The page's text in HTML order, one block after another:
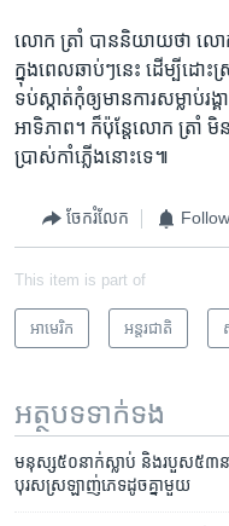
លោក ត្រាំ បាន​និយាយ​ថា លោ
ក្នុង​ពេល​ឆាប់ៗ​នេះ ដើម្បី​ដោះ
ទប់ស្កាត់​កុំ​ឲ្យ​មាន​ការ​សម្លាប់​រ
អាទិភាព។ ក៏​ប៉ុន្តែ​លោក ត្រាំ
ប្រាស់​កាំភ្លើង​នោះ​ទេ៕
ចែករំលែក
This item is part of
អាមេរិក​ អន្តរជាតិ
អត្ថបទ​ទាក់ទង
មនុស្ស​៥០នាក់​ស្លាប់ និង​​របួស​៥៣​នា
បុរស​ស្រឡាញ់​ភេទដូចគ្នា​មួយ​